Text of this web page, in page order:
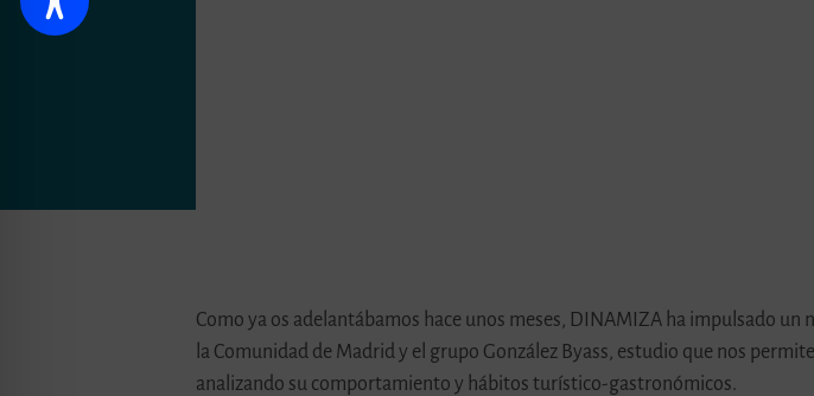
Como ya os adelantábamos hace unos meses, DINAMIZA ha impulsado
la Comunidad de Madrid y el grupo González Byass, estudio que nos
analizando su comportamiento y hábitos turístico-gastronómicos.